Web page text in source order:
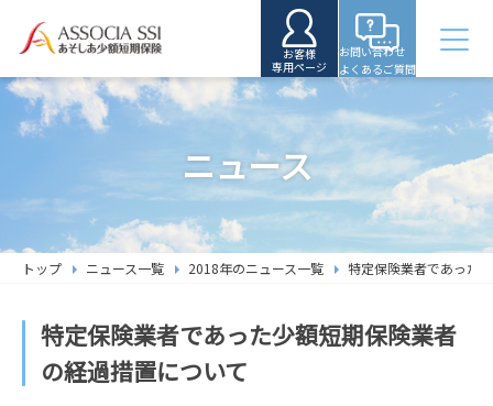
お客様
専用ページ
お問い合わせ
よくあるご質問
ニュース
トップ ニュース一覧 2018年のニュース一覧 特定保険業者であった
特定保険業者であった少額短期保険業者
の経過措置について